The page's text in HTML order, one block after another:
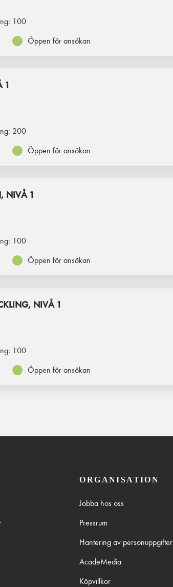
100
Öppen för ansökan
1
200
Öppen för ansökan
NIVÅ 1
100
Öppen för ansökan
NIVÅ 1
100
Öppen för ansökan
ORGANISATION
Jobba hos oss
Pressrum
Hantering av personuppgifter
AcadeMedia
Köpvillkor